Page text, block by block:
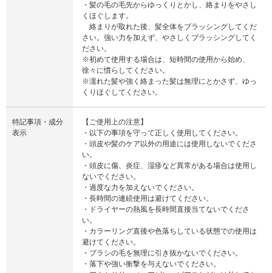
・髪の毛の毛先からゆっくりとかし、絡まりをやさし
くほぐします。
絡まりが取れた後、髪全体をブラッシングしてくだ
さい。強い力を加えず、やさしくブラッシングしてく
ださい。
※初めて使用する場合は、短時間の使用から始め、
徐々に慣らしてください。
※濡れた髪や強く絡まった髪は無理にとかさず、ゆっ
くりほぐしてください。
特記事項・成分
表示
【ご使用上の注意】
・以下の事項を守って正しく使用してください。
・頭皮や髪のケア以外の用途には使用しないでくださ
い。
・頭皮に傷、炎症、湿疹など異常がある場合は使用し
ないでください。
・過度な力を加えないでください。
・長時間の連続使用は避けてください。
・ドライヤーの熱風を長時間直接当てないでくださ
い。
・カラーリング直後や色落ちしている状態での使用は
避けてください。
・ブラシの毛を無理に引き抜かないでください。
・落下や強い衝撃を与えないでください。